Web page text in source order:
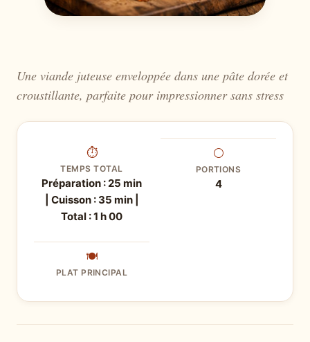
Une viande juteuse enveloppée dans une pâte dorée et
croustillante, parfaite pour impressionner sans stress
⏱
TEMPS TOTAL
Préparation : 25 min
| Cuisson : 35 min |
Total : 1 h 00
⚪
PORTIONS
4
🍽
PLAT PRINCIPAL